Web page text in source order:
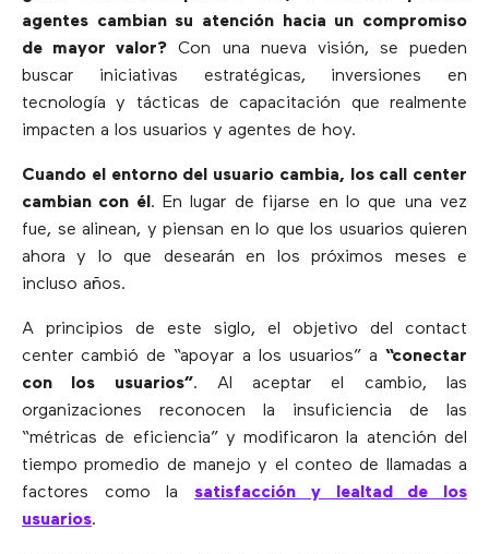
agentes cambian su atención hacia un compromiso
de mayor valor? Con una nueva visión, se pueden
buscar iniciativas estratégicas, inversiones en
tecnología y tácticas de capacitación que realmente
impacten a los usuarios y agentes de hoy.
Cuando el entorno del usuario cambia, los call center
cambian con él . En lugar de fijarse en lo que una vez
fue, se alinean, y piensan en lo que los usuarios quieren
ahora y lo que desearán en los próximos meses e
incluso años.
A principios de este siglo, el objetivo del contact
center cambió de “apoyar a los usuarios” a “conectar
con los usuarios”. Al aceptar el cambio, las
organizaciones reconocen la insuficiencia de las
“métricas de eficiencia” y modificaron la atención del
tiempo promedio de manejo y el conteo de llamadas a
factores como la satisfacción y lealtad de los
usuarios.